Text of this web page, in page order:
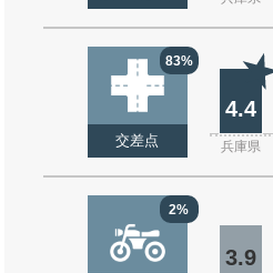
83%
交差点
4.4
兵庫県
2%
3.9